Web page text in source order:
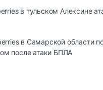
в тульском Алексине
в Самарской области
после атаки БПЛА